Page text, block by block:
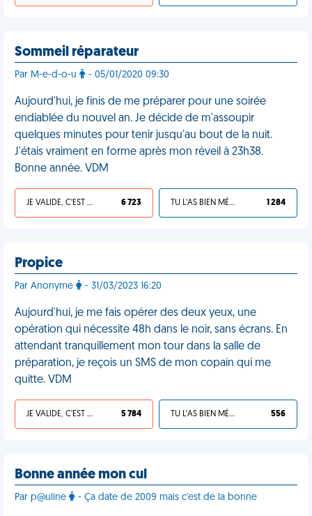
Sommeil réparateur
Par M-e-d-o-u - 05/01/2020 09:30
Aujourd'hui, je finis de me préparer pour une soirée
endiablée du nouvel an. Je décide de m'assoupir
quelques minutes pour tenir jusqu'au bout de la nuit.
J'étais vraiment en forme après mon réveil à 23h38.
Bonne année. VDM
JE VALIDE, C'EST UNE VDM 6 723 TU L'AS BIEN MÉRITÉ 1 284
Propice
Par Anonyme - 31/03/2023 16:20
Aujourd'hui, je me fais opérer des deux yeux, une
opération qui nécessite 48h dans le noir, sans écrans. En
attendant tranquillement mon tour dans la salle de
préparation, je reçois un SMS de mon copain qui me
quitte. VDM
JE VALIDE, C'EST UNE VDM 5 784 TU L'AS BIEN MÉRITÉ 556
Bonne année mon cul
Par p@uline - Ça date de 2009 mais c'est de la bonne